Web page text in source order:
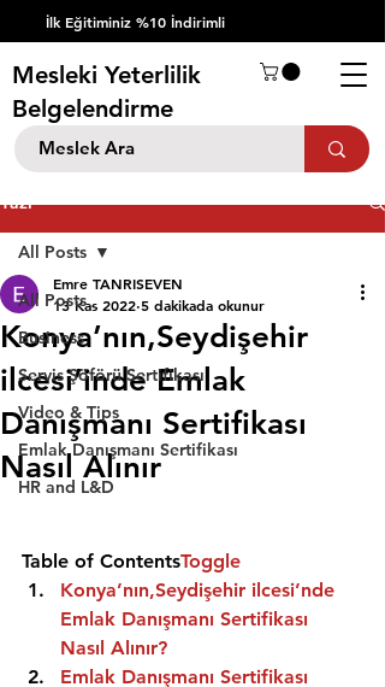
İlk Eğitiminiz %10 İndirimli
Mesleki Yeterlilik
Belgelendirme
Yazı
All Posts
Business
Servis Şöförü Sertifikası
Video & Tips
Emlak Danışmanı Sertifikası
HR and L&D
All Posts
Konya’nın,Seydişehir
ilcesi’inde Emlak
Danışmanı Sertifikası
Nasıl Alınır
Emre TANRISEVEN
13 Kas 2022 5 dakikada okunur
Table of ContentsToggle
Konya’nın,Seydişehir ilcesi’nde
Emlak Danışmanı Sertifikası
Nasıl Alınır?
Emlak Danışmanı Sertifikası